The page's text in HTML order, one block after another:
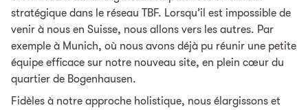
stratégique dans le réseau TBF. Lorsqu’il est impossible de
venir à nous en Suisse, nous allons vers les autres. Par
exemple à Munich, où nous avons déjà pu réunir une petite
équipe efficace sur notre nouveau site, en plein cœur du
quartier de Bogenhausen.
Fidèles à notre approche holistique, nous élargissons et